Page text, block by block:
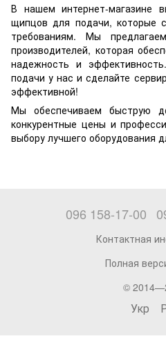
В нашем интернет-магазине
щипцов для подачи, которые
требованиям. Мы
производителей, которая
надежность и
подачи у нас и сделайте
эффективной!
Мы обеспечиваем быструю
конкурентные цены и
выбору лучшего оборудования
096 158-17-00
Контактная
Полная
©
Укр